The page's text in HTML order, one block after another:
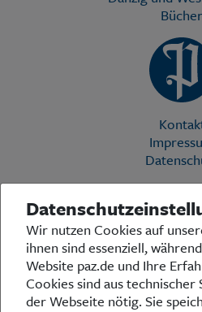
Bücher
Die Preußische Allgemeine Zeitung
in der deutschen Medienlandschaft.
über das aktuelle Zeitgeschehen in
bezieht zu den grundlegenden
Stellung. In ihrer Arbeit fühlt sich
preußischen Wertekanon
Wir nutzen Cookies auf
ihnen sind essenziell,
Website paz.de und Ihre
Cookies sind aus
der Webseite nötig. Sie